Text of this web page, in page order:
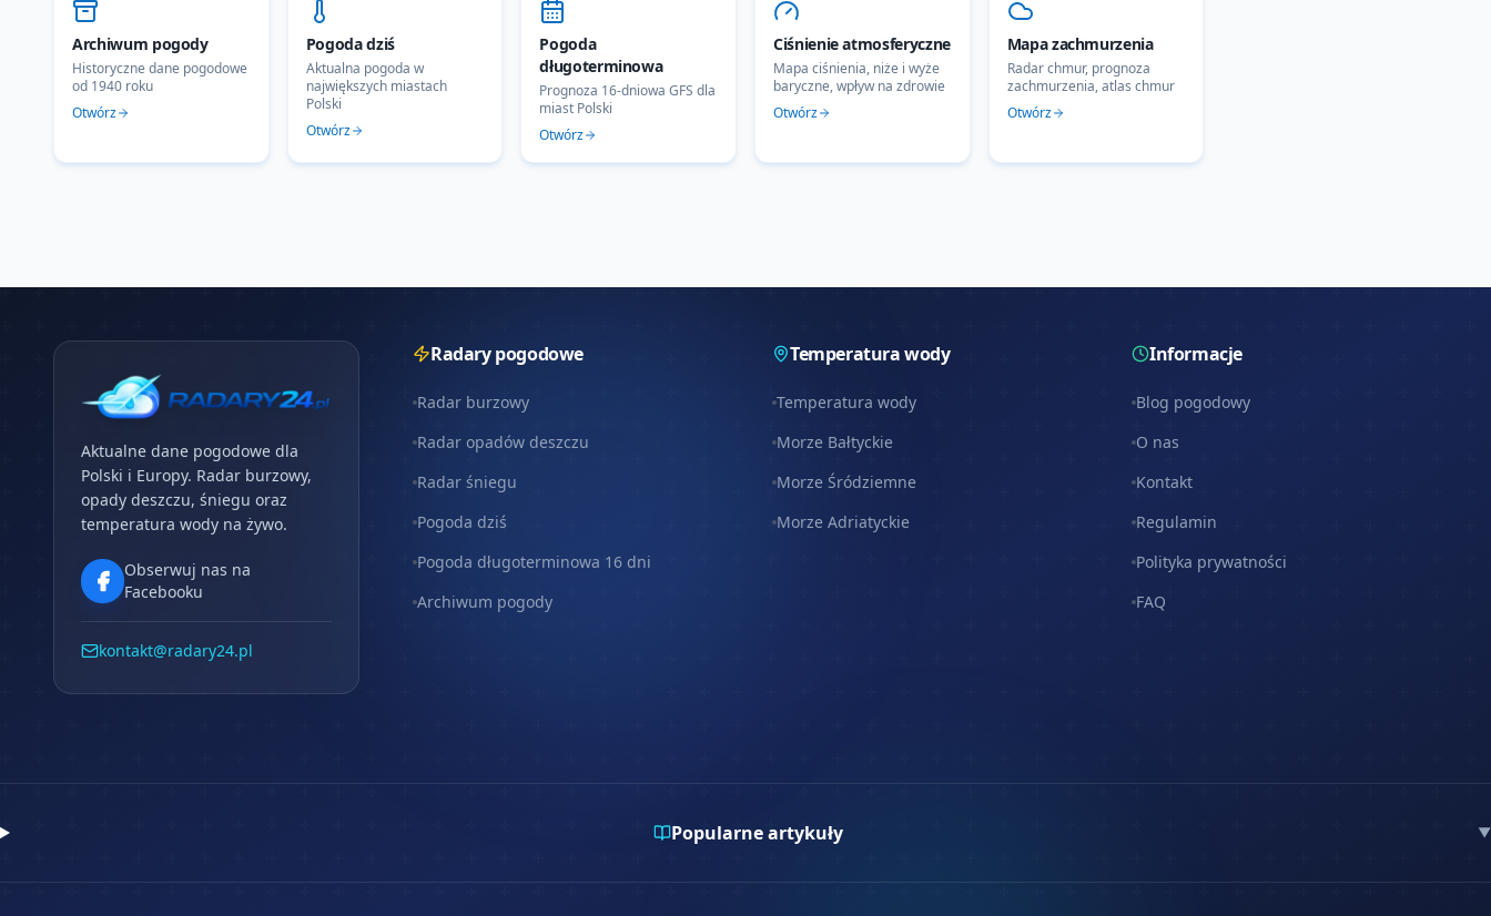
Archiwum pogody
Historyczne dane pogodowe
od 1940 roku
Otwórz
Pogoda dziś
Aktualna pogoda w
największych miastach
Polski
Otwórz
Pogoda
długoterminowa
Prognoza 16-dniowa GFS dla
miast Polski
Otwórz
Ciśnienie atmosferyczne
Mapa ciśnienia, niże i wyże
baryczne, wpływ na zdrowie
Otwórz
Mapa zachmurzenia
Radar chmur, prognoza
zachmurzenia, atlas chmur
Otwórz
Aktualne dane pogodowe dla
Polski i Europy. Radar burzowy,
opady deszczu, śniegu oraz
temperatura wody na żywo.
Obserwuj nas na
Facebooku
kontakt@radary24.pl
Radary pogodowe
Radar burzowy
Radar opadów deszczu
Radar śniegu
Pogoda dziś
Pogoda długoterminowa 16 dni
Archiwum pogody
Temperatura wody
Temperatura wody
Morze Bałtyckie
Morze Śródziemne
Morze Adriatyckie
Informacje
Blog pogodowy
O nas
Kontakt
Regulamin
Polityka prywatności
FAQ
Popularne artykuły ▼